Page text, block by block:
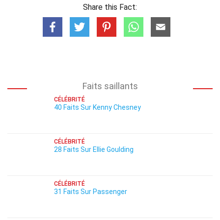
Share this Fact:
Faits saillants
CÉLÉBRITÉ
40 Faits Sur Kenny Chesney
CÉLÉBRITÉ
28 Faits Sur Ellie Goulding
CÉLÉBRITÉ
31 Faits Sur Passenger